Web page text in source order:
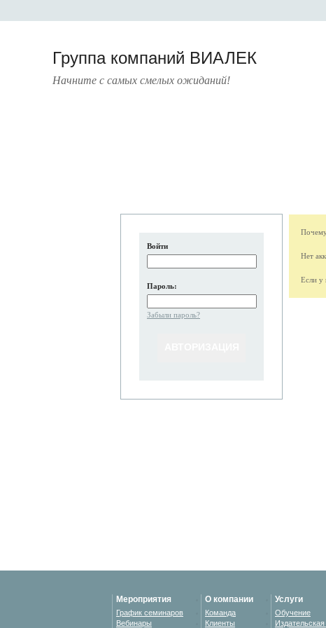
Группа компаний ВИАЛЕК
Начните с самых смелых ожиданий!
Войти
Пароль:
Забыли пароль?
Нет
Если у
Мероприятия
График семинаров
Вебинары
О компании
Команда
Клиенты
Услуги
Обучение